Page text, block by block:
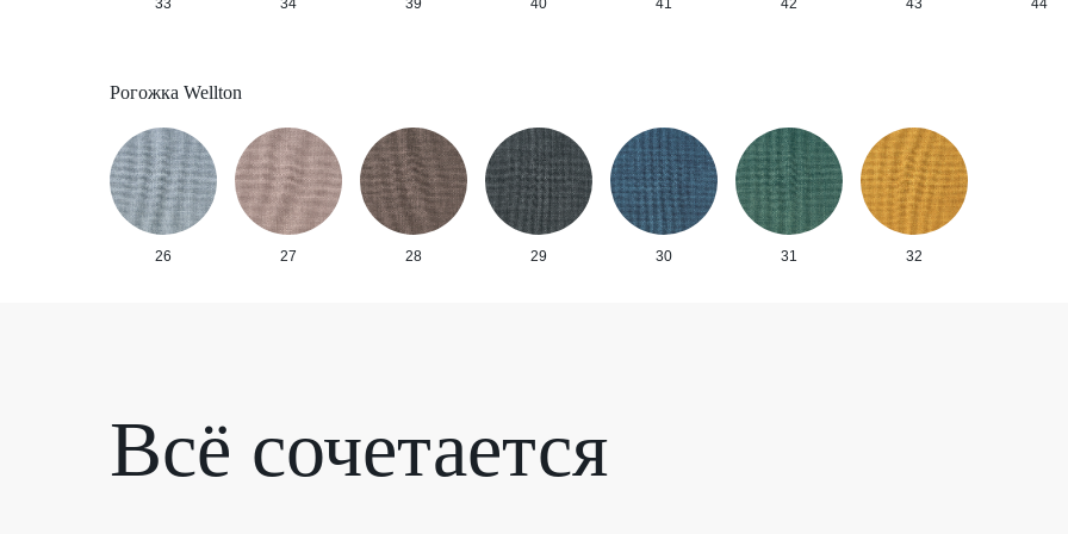
33 34 39 40 41 42 43 44
Рогожка Wellton
26 27 28 29 30 31 32
Всё сочетается